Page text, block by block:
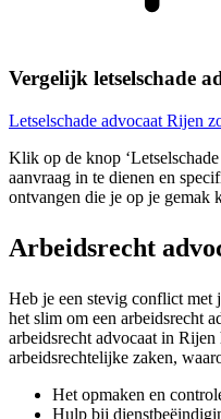
Vergelijk letselschade
Letselschade advocaat Rijen
Klik op de knop
aanvraag in te dienen en
ontvangen die je op je gemak
Arbeidsrecht
Heb je een stevig conflict met
het slim om een arbeidsrecht
arbeidsrecht advocaat in
arbeidsrechtelijke zaken,
Het opmaken en
Hulp bij